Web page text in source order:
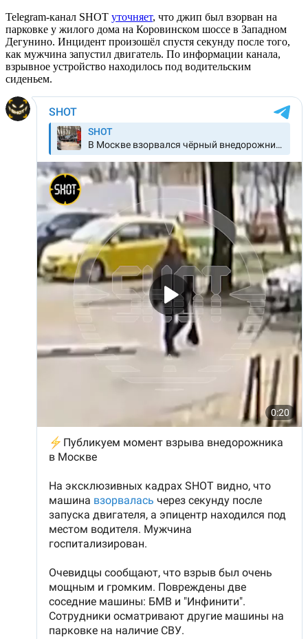
Telegram-канал SHOT уточняет, что джип был взорван на
парковке у жилого дома на Коровинском шоссе в Западном
Дегунино. Инцидент произошёл спустя секунду после того,
как мужчина запустил двигатель. По информации канала,
взрывное устройство находилось под водительским
сиденьем.